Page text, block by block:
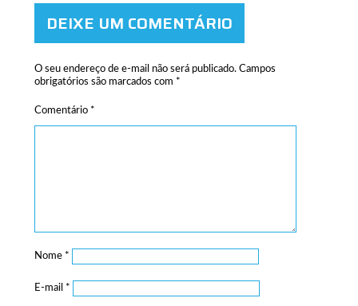
DEIXE UM COMENTÁRIO
O seu endereço de e-mail não será publicado. Campos
obrigatórios são marcados com *
Comentário *
Nome *
E-mail *